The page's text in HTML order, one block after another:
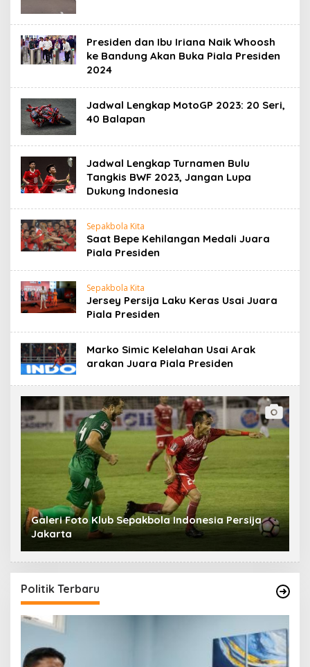
Presiden dan Ibu Iriana Naik Whoosh
ke Bandung Akan Buka Piala Presiden
2024
Jadwal Lengkap MotoGP 2023: 20 Seri,
40 Balapan
Jadwal Lengkap Turnamen Bulu
Tangkis BWF 2023, Jangan Lupa
Dukung Indonesia
Sepakbola Kita
Saat Bepe Kehilangan Medali Juara
Piala Presiden
Sepakbola Kita
Jersey Persija Laku Keras Usai Juara
Piala Presiden
Marko Simic Kelelahan Usai Arak
arakan Juara Piala Presiden
Galeri Foto Klub Sepakbola Indonesia Persija
Jakarta
Politik Terbaru